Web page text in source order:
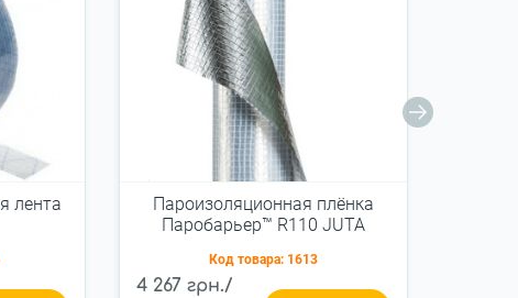
лента
Пароизоляционная плёнка
Паробарьер™ R110 JUTA
Код товара: 1613
4 267 грн./